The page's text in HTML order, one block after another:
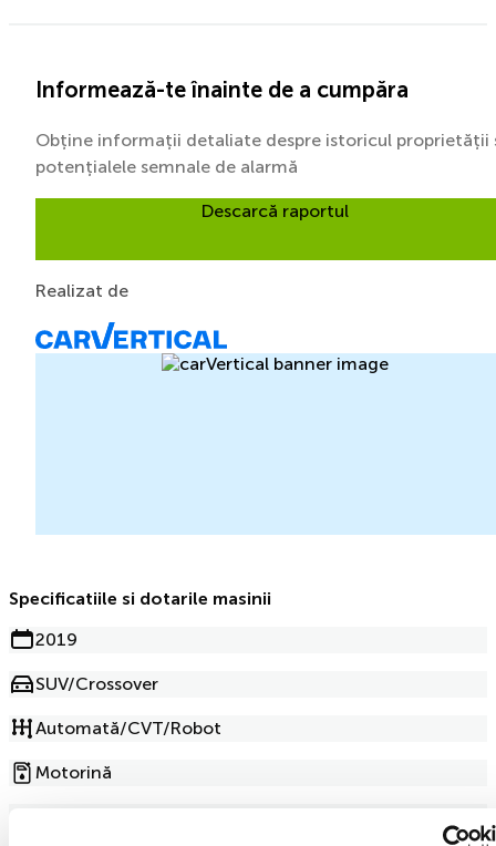
Informează-te înainte de a cumpăra
Obține informații detaliate despre istoricul proprietății
potențialele semnale de alarmă
Descarcă raportul
Realizat de
Specificatiile si dotarile masinii
2019
SUV/Crossover
Automată/CVT/Robot
Motorină